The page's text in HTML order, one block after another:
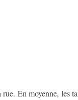
En moyenne, les